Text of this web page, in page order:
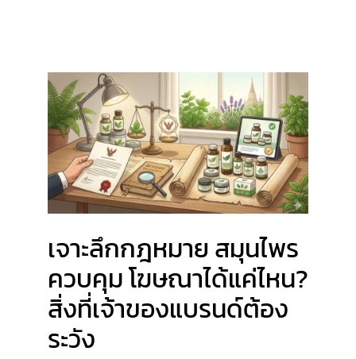
เจาะลึกกฎหมาย สมุนไพร
ควบคุม โฆษณาได้แค่ไหน?
สิ่งที่เจ้าของแบรนด์ต้อง
ระวัง